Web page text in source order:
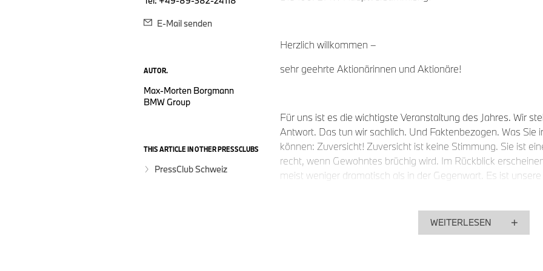
E-Mail senden
AUTOR.
Max-Morten Borgmann
BMW Group
THIS ARTICLE IN OTHER PRESSCLUBS
PressClub Schweiz
Herzlich willkommen –
sehr geehrte Aktionärinnen und Aktionäre!
Für uns ist es die wichtigste Veranstaltung des Jahres. Wir
Antwort. Das tun wir sachlich. Und Faktenbezogen. Was Sie
können: Zuversicht! Zuversicht ist keine Stimmung. Sie ist
recht, wenn Gewohntes brüchig wird. Im Rückblick
meist weniger dramatisch als in der Gegenwart. Es ist
Entwicklungen bewerten wir differenziert: global wie regional.
entscheiden vorausschauend. Das gelingt mit Investoren, die
WEITERLESEN